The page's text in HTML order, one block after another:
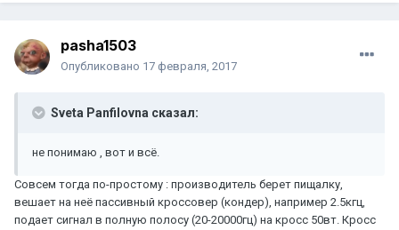
pasha1503
Опубликовано 17 февраля, 2017
Sveta Panfilovna сказал:
не понимаю , вот и всё.
Совсем тогда по-простому : производитель берет пищалку,
вешает на неё пассивный кроссовер (кондер), например 2.5кгц,
подает сигнал в полную полосу (20-20000гц) на кросс 50вт. Кросс